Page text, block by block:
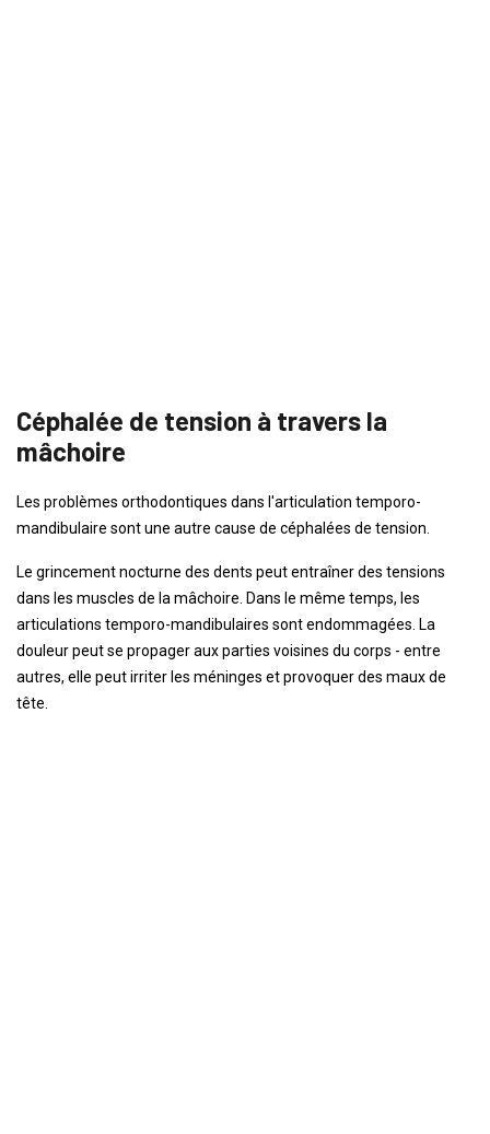
Céphalée de tension à travers la
mâchoire
Les problèmes orthodontiques dans l'articulation temporo-
mandibulaire sont une autre cause de céphalées de tension.
Le grincement nocturne des dents peut entraîner des tensions
dans les muscles de la mâchoire. Dans le même temps, les
articulations temporo-mandibulaires sont endommagées. La
douleur peut se propager aux parties voisines du corps - entre
autres, elle peut irriter les méninges et provoquer des maux de
tête.